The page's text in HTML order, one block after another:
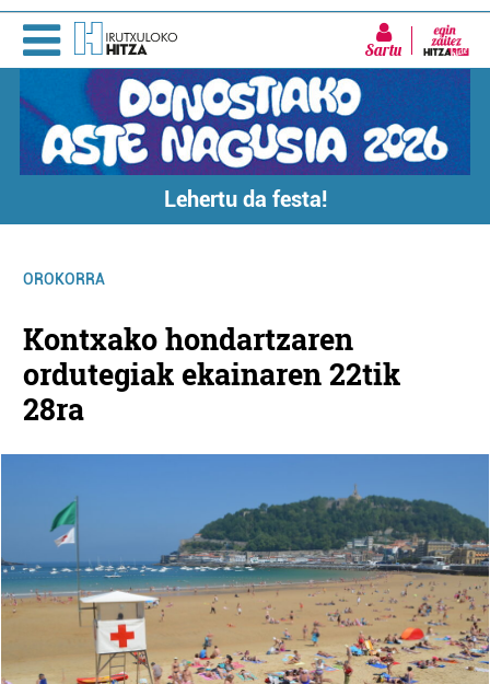
Sartu
Lehertu da festa!
OROKORRA
Kontxako hondartzaren
ordutegiak ekainaren 22tik
28ra